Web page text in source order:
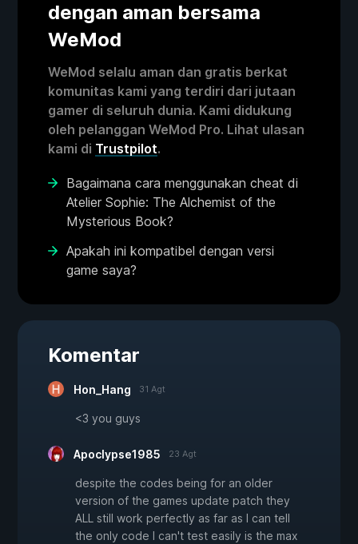
dengan aman bersama
WeMod
WeMod selalu aman dan gratis berkat
komunitas kami yang terdiri dari jutaan
gamer di seluruh dunia. Kami didukung
oleh pelanggan WeMod Pro. Lihat ulasan
kami di Trustpilot.
Bagaimana cara menggunakan cheat di
Atelier Sophie: The Alchemist of the
Mysterious Book?
Apakah ini kompatibel dengan versi
game saya?
Komentar
Hon_Hang 31 Agt
<3 you guys
Apoclypse1985 23 Agt
despite the codes being for an older
version of the games update patch they
ALL still work perfectly as far as I can tell
the only code I can't test easily is the max